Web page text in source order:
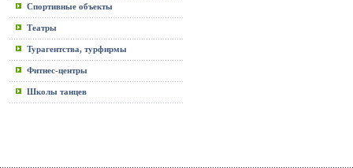
Спортивные объекты
Театры
Турагентства, турфирмы
Фитнес-центры
Школы танцев